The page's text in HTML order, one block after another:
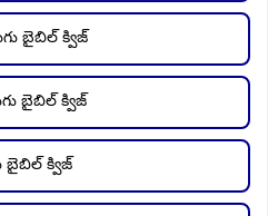
బైబిల్ క్విజ్
బైబిల్ క్విజ్
బైబిల్ క్విజ్